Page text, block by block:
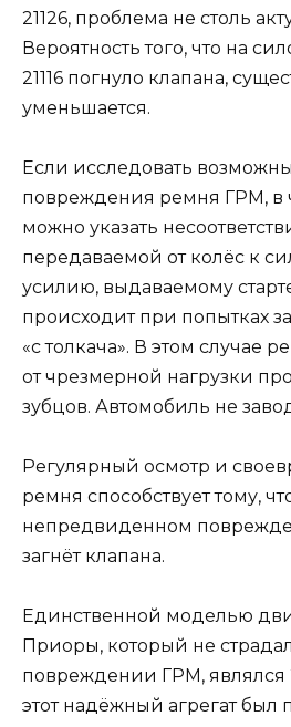
21126, проблема не столь
Вероятность того, что на
21116 погнуло клапана,
уменьшается.
Если исследовать
повреждения ремня ГРМ, в
можно указать
передаваемой от колёс к
усилию, выдаваемому
происходит при попытках
«с толкача». В этом случае
от чрезмерной нагрузки
зубцов. Автомобиль не
Регулярный осмотр и
ремня способствует тому,
непредвиденном
загнёт клапана.
Единственной моделью
Приоры, который не
повреждении ГРМ, являлся
этот надёжный агрегат был